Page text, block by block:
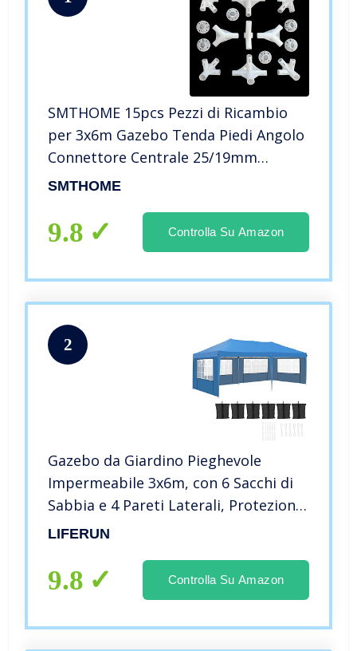
SMTHOME 15pcs Pezzi di Ricambio
per 3x6m Gazebo Tenda Piedi Angolo
Connettore Centrale 25/19mm
Gazebo FAI DA TE Fix Raccordo Tubo
SMTHOME
9.8 Controlla Su Amazon
2
Gazebo da Giardino Pieghevole
Impermeabile 3x6m, con 6 Sacchi di
Sabbia e 4 Pareti Laterali, Protezione
UV 50+, Gazebo Esterno Resistente,
Matrimonio, Campeggio
LIFERUN
9.8 Controlla Su Amazon